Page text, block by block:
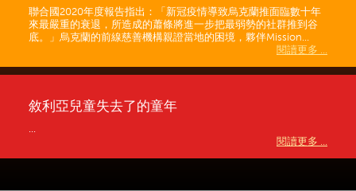
聯合國2020年度報告指出：「新冠疫情導致烏克蘭推面臨數十年
來最嚴重的衰退，所造成的蕭條將進一步把最弱勢的社群推到谷
底。」烏克蘭的前線慈善機構親證當地的困境，夥伴Mission...
閱讀更多 ...
敘利亞兒童失去了的童年
...
閱讀更多 ...